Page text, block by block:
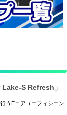
S Refresh」
うEコア（エフィシエン